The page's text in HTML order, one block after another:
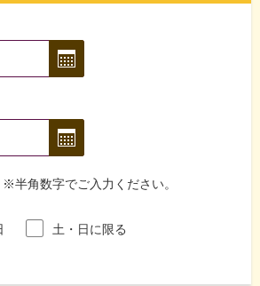
半角数字でご入力ください。
土・日に限る